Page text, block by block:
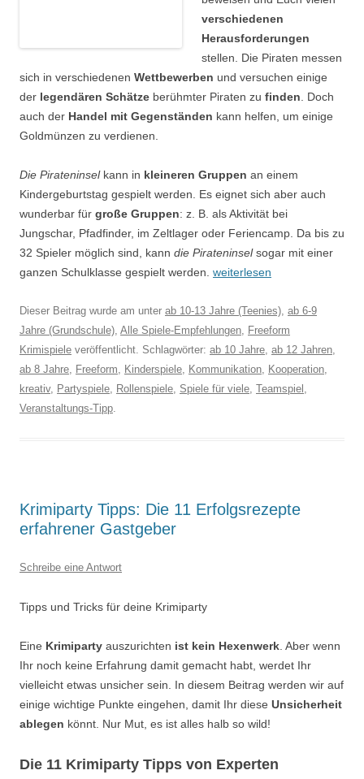
verschiedenen
Herausforderungen
stellen. Die Piraten messen
sich in verschiedenen Wettbewerben und versuchen einige
der legendären Schätze berühmter Piraten zu finden. Doch
auch der Handel mit Gegenständen kann helfen, um einige
Goldmünzen zu verdienen.
Die Pirateninselkann in kleineren Gruppen an einem
Kindergeburtstag gespielt werden. Es eignet sich aber auch
wunderbar für große Gruppen: z. B. als Aktivität bei
Jungschar, Pfadfinder, im Zeltlager oder Feriencamp. Da bis zu
32 Spieler möglich sind, kann die Pirateninselsogar mit einer
ganzen Schulklasse gespielt werden. weiterlesen
Dieser Beitrag wurde am unter ab 10-13 Jahre (Teenies), ab 6-9
Jahre (Grundschule), Alle Spiele-Empfehlungen, Freeform
Krimispiele veröffentlicht. Schlagwörter: ab 10 Jahre, ab 12 Jahren,
ab 8 Jahre, Freeform, Kinderspiele, Kommunikation, Kooperation,
kreativ, Partyspiele, Rollenspiele, Spiele für viele, Teamspiel ,
Veranstaltungs-Tipp.
Krimiparty Tipps: Die 11 Erfolgsrezepte
erfahrener Gastgeber
Schreibe eine Antwort
Tipps und Tricks für deine Krimiparty
Eine Krimiparty auszurichten ist kein Hexenwerk. Aber wenn
Ihr noch keine Erfahrung damit gemacht habt, werdet Ihr
vielleicht etwas unsicher sein. In diesem Beitrag werden wir auf
einige wichtige Punkte eingehen, damit Ihr diese Unsicherheit
ablegen könnt. Nur Mut, es ist alles halb so wild!
Die 11 Krimiparty Tipps von Experten